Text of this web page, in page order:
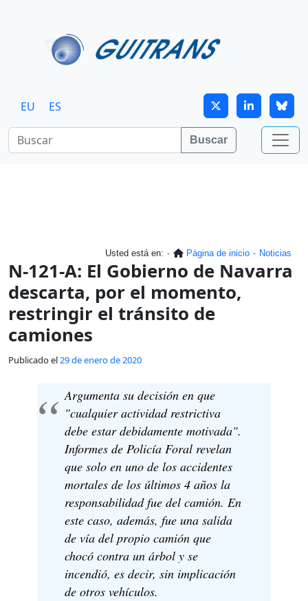
EU ES
Buscar
Usted está en: Página de inicio Noticias
N-121-A: El Gobierno de Navarra
descarta, por el momento,
restringir el tránsito de
camiones
Publicado el29 de enero de 2020
Argumenta su decisión en que
"cualquier actividad restrictiva
debe estar debidamente motivada".
Informes de Policía Foral revelan
que solo en uno de los accidentes
mortales de los últimos 4 años la
responsabilidad fue del camión. En
este caso, además, fue una salida
de vía del propio camión que
chocó contra un árbol y se
incendió, es decir, sin implicación
de otros vehículos.